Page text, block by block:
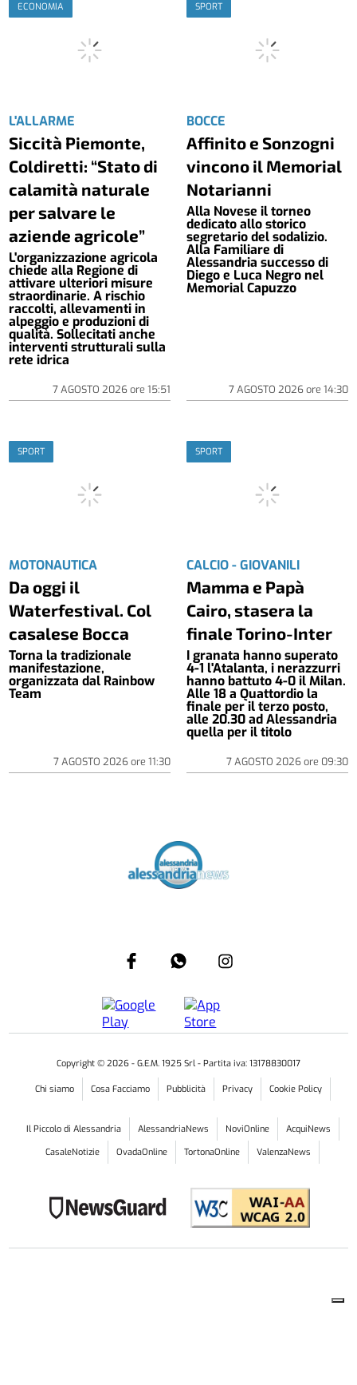
ECONOMIA
L'ALLARME
Siccità Piemonte,
Coldiretti: “Stato di
calamità naturale
per salvare le
aziende agricole”
L'organizzazione agricola
chiede alla Regione di
attivare ulteriori misure
straordinarie. A rischio
raccolti, allevamenti in
alpeggio e produzioni di
qualità. Sollecitati anche
interventi strutturali sulla
rete idrica
7 AGOSTO 2026ore 15:51
SPORT
BOCCE
Affinito e Sonzogni
vincono il Memorial
Notarianni
Alla Novese il torneo
dedicato allo storico
segretario del sodalizio.
Alla Familiare di
Alessandria successo di
Diego e Luca Negro nel
Memorial Capuzzo
7 AGOSTO 2026ore 14:30
SPORT
MOTONAUTICA
Da oggi il
Waterfestival. Col
casalese Bocca
Torna la tradizionale
manifestazione,
organizzata dal Rainbow
Team
7 AGOSTO 2026ore 11:30
SPORT
CALCIO - GIOVANILI
Mamma e Papà
Cairo, stasera la
finale Torino-Inter
I granata hanno superato
4-1 l'Atalanta, i nerazzurri
hanno battuto 4-0 il Milan.
Alle 18 a Quattordio la
finale per il terzo posto,
alle 20.30 ad Alessandria
quella per il titolo
7 AGOSTO 2026ore 09:30
Copyright © 2026 - G.E.M. 1925 Srl - Partita iva: 13178830017
Chi siamo Cosa Facciamo Pubblicità Privacy Cookie Policy
Il Piccolo di Alessandria AlessandriaNews NoviOnline
AcquiNews
CasaleNotizie
OvadaOnline TortonaOnline ValenzaNews